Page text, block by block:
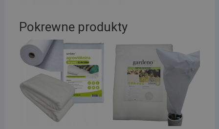
Pokrewne produkty